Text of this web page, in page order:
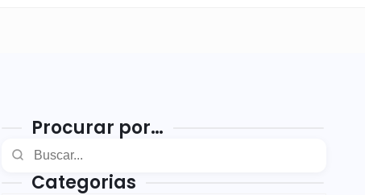
Procurar por…
Categorias